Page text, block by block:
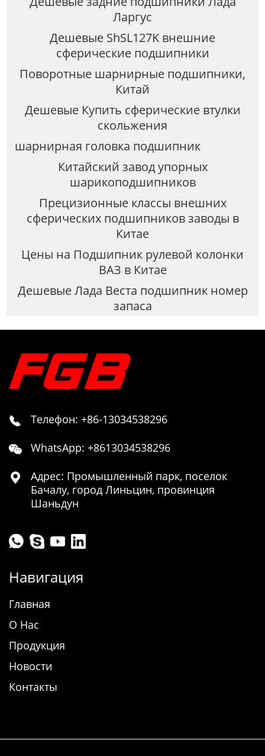
Ларгус
Дешевые ShSL127K внешние
сферические подшипники
Поворотные шарнирные подшипники,
Китай
Дешевые Купить сферические втулки
скольжения
шарнирная головка подшипник
Китайский завод упорных
шарикоподшипников
Прецизионные классы внешних
сферических подшипников заводы в
Китае
Цены на Подшипник рулевой колонки
ВАЗ в Китае
Дешевые Лада Веста подшипник номер
запаса
 Телефон: +86-13034538296
 WhatsApp: +8613034538296

Адрес: Промышленный парк, поселок
Бачалу, город Линьцин, провинция
Шаньдун
Навигация
Главная
О Нас
Продукция
Новости
Контакты